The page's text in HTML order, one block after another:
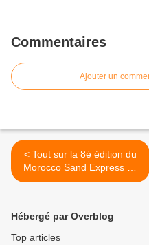
Commentaires
Ajouter un
< Tout sur la 8è édition du
Morocco Sand Express du
22 au 27 mai 2022, tarifs,
Hébergé par Overblog
Top articles